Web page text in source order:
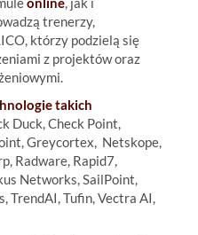
trenerzy,
którzy podzielą się
z projektów oraz
takich
Duck, Check Point,
Greycortex, Netskope,
Radware, Rapid7,
Networks, SailPoint,
TrendAI, Tufin, Vectra AI,